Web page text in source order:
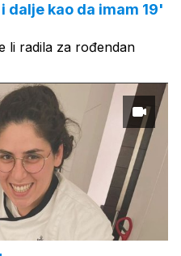
dalje kao da imam 19'
li radila za rođendan